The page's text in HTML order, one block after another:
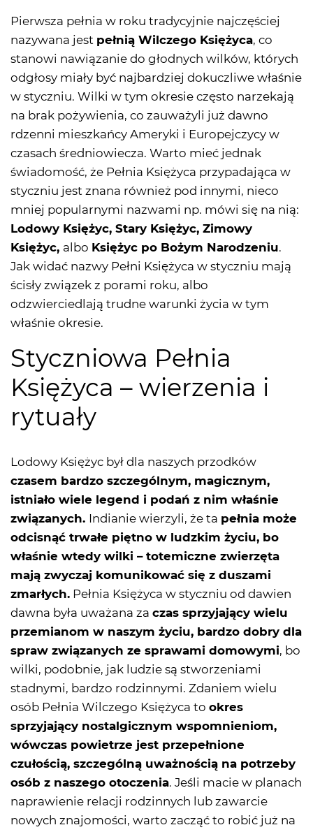
Pierwsza pełnia w roku tradycyjnie najczęściej
nazywana jest pełnią Wilczego Księżyca, co
stanowi nawiązanie do głodnych wilków, których
odgłosy miały być najbardziej dokuczliwe właśnie
w styczniu. Wilki w tym okresie często narzekają
na brak pożywienia, co zauważyli już dawno
rdzenni mieszkańcy Ameryki i Europejczycy w
czasach średniowiecza. Warto mieć jednak
świadomość, że Pełnia Księżyca przypadająca w
styczniu jest znana również pod innymi, nieco
mniej popularnymi nazwami np. mówi się na nią:
Lodowy Księżyc, Stary Księżyc, Zimowy
Księżyc, albo Księżyc po Bożym Narodzeniu.
Jak widać nazwy Pełni Księżyca w styczniu mają
ścisły związek z porami roku, albo
odzwierciedlają trudne warunki życia w tym
właśnie okresie.
Styczniowa Pełnia
Księżyca – wierzenia i
rytuały
Lodowy Księżyc był dla naszych przodków
czasem bardzo szczególnym, magicznym,
istniało wiele legend i podań z nim właśnie
związanych. Indianie wierzyli, że ta pełnia może
odcisnąć trwałe piętno w ludzkim życiu, bo
właśnie wtedy wilki – totemiczne zwierzęta
mają zwyczaj komunikować się z duszami
zmarłych. Pełnia Księżyca w styczniu od dawien
dawna była uważana za czas sprzyjający wielu
przemianom w naszym życiu, bardzo dobry dla
spraw związanych ze sprawami domowymi, bo
wilki, podobnie, jak ludzie są stworzeniami
stadnymi, bardzo rodzinnymi. Zdaniem wielu
osób Pełnia Wilczego Księżyca to okres
sprzyjający nostalgicznym wspomnieniom,
wówczas powietrze jest przepełnione
czułością, szczególną uważnością na potrzeby
osób z naszego otoczenia. Jeśli macie w planach
naprawienie relacji rodzinnych lub zawarcie
nowych znajomości, warto zacząć to robić już na